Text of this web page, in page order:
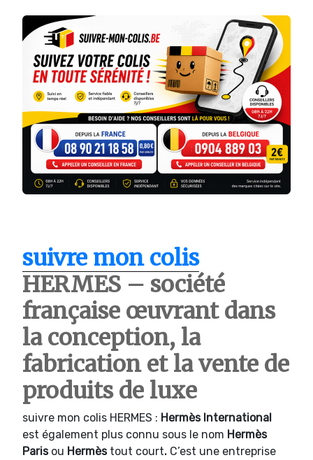
suivre mon colis
HERMES – société
française œuvrant dans
la conception, la
fabrication et la vente de
produits de luxe
suivre mon colis HERMES : Hermès International
est également plus connu sous le nom Hermès
Parisou Hermès tout court. C’est une entreprise